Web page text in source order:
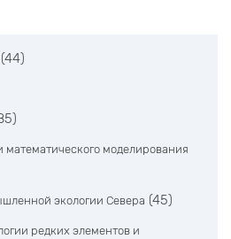
(44)
моделирования
экологии Севера (45)
редких элементов и